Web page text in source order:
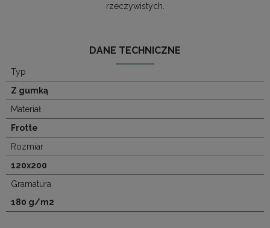
rzeczywistych.
DANE TECHNICZNE
Typ
Z gumką
Materiał
Frotte
Rozmiar
120x200
Gramatura
180 g/m2